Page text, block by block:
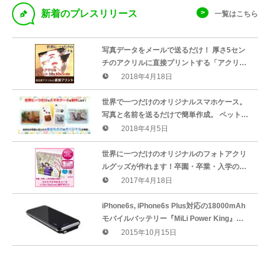
D 新着のプレスリリース 一覧はこちら
写真データをメールで送るだけ！ 厚さ5セン
チのアクリルに直接プリントする「アクリル
フォトプリント 10×10×5cm」販売開始！
2018年4月18日
世界で一つだけのオリジナルスマホケース。
写真と名前を送るだけで簡単作成。 ペット写
真と画像をプリントした「ペットフォト名入
れスマホケース」を販売開始
2018年4月5日
世界に一つだけのオリジナルのフォトアクリ
ルグッズが作れます！卒園・卒業・入学の記
念に最適な桜デザインタイプのフォトアクリ
ルキューブとプレートが販売開始
2017年4月18日
iPhone6s, iPhone6s Plus対応の18000mAh
モバイルバッテリー『MiLi Power King』
Lightningケーブル付で発売開始
2015年10月15日